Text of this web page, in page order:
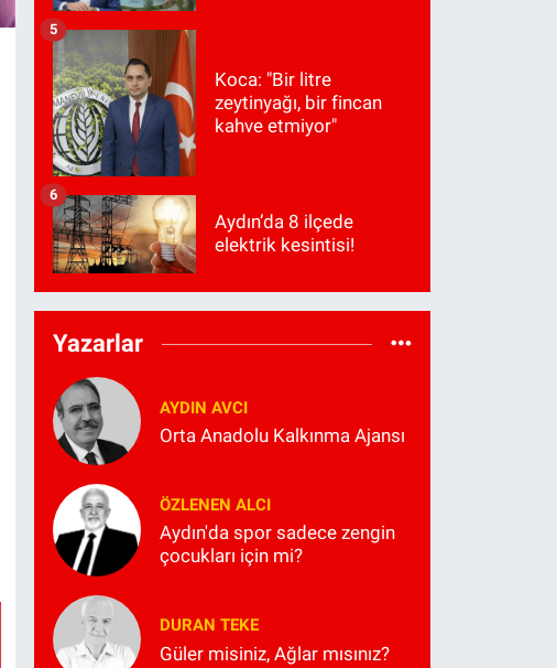
Koca: "Bir litre
zeytinyağı, bir fincan
kahve etmiyor"
5
Aydın’da 8 ilçede
elektrik kesintisi!
6
Yazarlar
AYDIN AVCI
Orta Anadolu Kalkınma Ajansı
ÖZLENEN ALCI
Aydın'da spor sadece zengin
çocukları için mi?
DURAN TEKE
Güler misiniz, Ağlar mısınız?